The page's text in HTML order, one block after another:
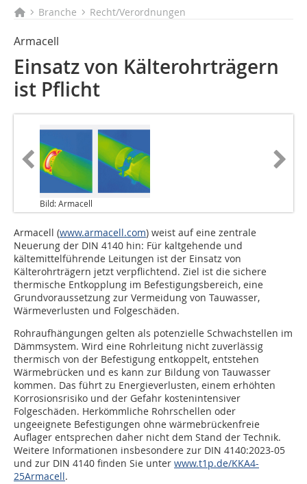
Branche Recht/Verordnungen
Armacell
Einsatz von Kälterohrträgern
ist Pflicht
Bild: Armacell
Armacell (www.armacell.com) weist auf eine zentrale
Neuerung der DIN 4140 hin: Für kaltgehende und
kältemittelführende Leitungen ist der Einsatz von
Kälterohrträgern jetzt verpflichtend. Ziel ist die sichere
thermische Entkopplung im Befestigungsbereich, eine
Grundvoraussetzung zur Vermeidung von Tauwasser,
Wärmeverlusten und Folgeschäden.
Rohraufhängungen gelten als potenzielle Schwachstellen im
Dämmsystem. Wird eine Rohrleitung nicht zuverlässig
thermisch von der Befestigung entkoppelt, entstehen
Wärmebrücken und es kann zur Bildung von Tauwasser
kommen. Das führt zu Energieverlusten, einem erhöhten
Korrosionsrisiko und der Gefahr kostenintensiver
Folgeschäden. Herkömmliche Rohrschellen oder
ungeeignete Befestigungen ohne wärmebrückenfreie
Auflager entsprechen daher nicht dem Stand der Technik.
Weitere Informationen insbesondere zur DIN 4140:2023-05
und zur DIN 4140 finden Sie unter www.t1p.de/KKA4-
25Armacell.